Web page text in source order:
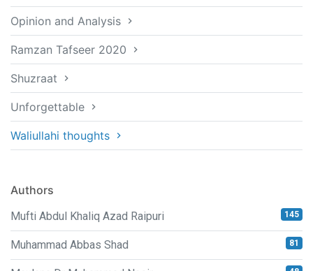
Opinion and Analysis
Ramzan Tafseer 2020
Shuzraat
Unforgettable
Waliullahi thoughts
Authors
Mufti Abdul Khaliq Azad Raipuri 145
Muhammad Abbas Shad 81